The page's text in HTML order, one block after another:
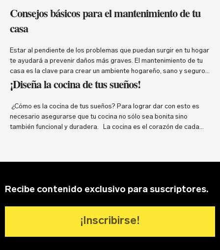
Consejos básicos para el mantenimiento de tu
casa
Estar al pendiente de los problemas que puedan surgir en tu hogar
te ayudará a prevenir daños más graves. El mantenimiento de tu
casa es la clave para crear un ambiente hogareño, sano y seguro.
Cuando una casa se mantiene limpia y en buen estado, es menos
probable que desarrolle los problemas que la convertirán …
Continued
¡Diseña la cocina de tus sueños!
¿Cómo es la cocina de tus sueños? Para lograr dar con esto es
necesario asegurarse que tu cocina no sólo sea bonita sino
también funcional y duradera. La cocina es el corazón de cada
Recibe contenido exclusivo para suscriptores.
¡Inscribirse!